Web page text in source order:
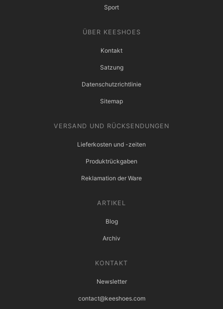
Sport
ÜBER KEESHOES
Kontakt
Satzung
Datenschutzrichtlinie
Sitemap
VERSAND UND RÜCKSENDUNGEN
Lieferkosten und -zeiten
Produktrückgaben
Reklamation der Ware
ARTIKEL
Blog
Archiv
KONTAKT
Newsletter
contact@keeshoes.com